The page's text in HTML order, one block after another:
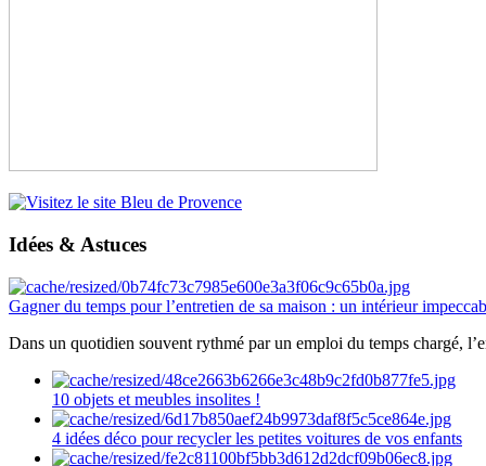
Idées & Astuces
Gagner du temps pour l’entretien de sa maison : un intérieur
Dans un quotidien souvent rythmé par un emploi du temps chargé,
10 objets et meubles insolites !
4 idées déco pour recycler les petites voitures de vos enfants